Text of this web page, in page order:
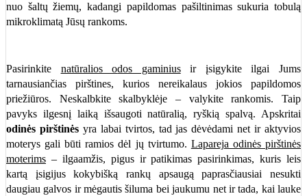
nuo šaltų žiemų, kadangi papildomas pašiltinimas sukuria tobulą
mikroklimatą Jūsų rankoms.
Pasirinkite natūralios odos gaminiusir įsigykite ilgai Jums
tarnausiančias pirštines, kurios nereikalaus jokios papildomos
priežiūros. Neskalbkite skalbyklėje – valykite rankomis. Taip
pavyks ilgesnį laiką išsaugoti natūralią, ryškią spalvą. Apskritai
odinės pirštinėsyra labai tvirtos, tad jas dėvėdami net ir aktyvios
moterys gali būti ramios dėl jų tvirtumo. Lapareja odinės pirštinės
moterims – ilgaamžis, pigus ir patikimas pasirinkimas, kuris leis
kartą įsigijus kokybišką rankų apsaugą paprasčiausiai nesukti
daugiau galvos ir mėgautis šiluma bei jaukumu net ir tada, kai lauke